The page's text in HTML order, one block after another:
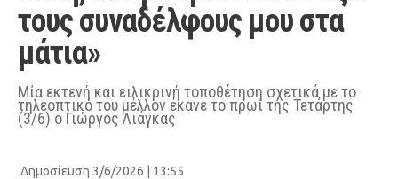
Podcasts
Viral
Life
City Guide
τους συναδέλφους μου στα
μάτια»
Μία εκτενή και ειλικρινή τοποθέτηση σχετικά με το
τηλεοπτικό του μέλλον έκανε το πρωί της Τετάρτης
(3/6) ο Γιώργος Λιάγκας
Δημοσίευση 3/6/2026 | 13:55